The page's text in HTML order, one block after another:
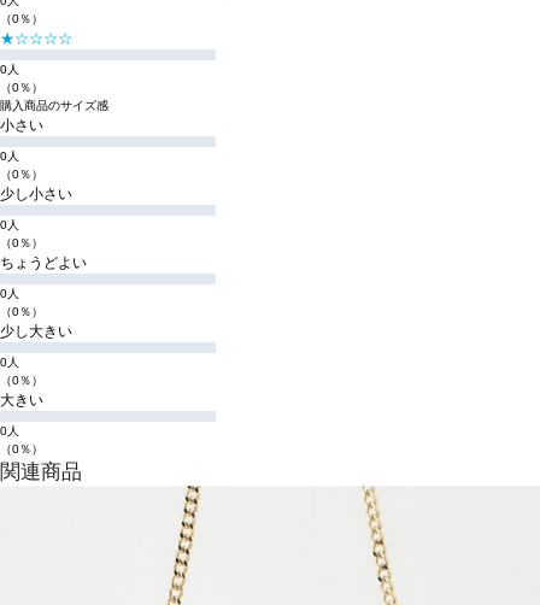
（0％）
★☆☆☆☆
0人
（0％）
購入商品のサイズ感
小さい
0人
（0％）
少し小さい
0人
（0％）
ちょうどよい
0人
（0％）
少し大きい
0人
（0％）
大きい
0人
（0％）
関連商品